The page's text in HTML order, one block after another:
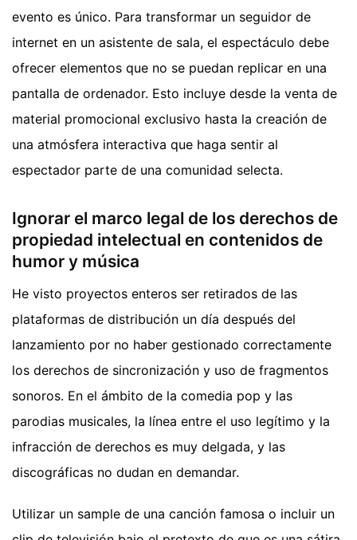
evento es único. Para transformar un seguidor de
internet en un asistente de sala, el espectáculo debe
ofrecer elementos que no se puedan replicar en una
pantalla de ordenador. Esto incluye desde la venta de
material promocional exclusivo hasta la creación de
una atmósfera interactiva que haga sentir al
espectador parte de una comunidad selecta.
Ignorar el marco legal de los derechos de
propiedad intelectual en contenidos de
humor y música
He visto proyectos enteros ser retirados de las
plataformas de distribución un día después del
lanzamiento por no haber gestionado correctamente
los derechos de sincronización y uso de fragmentos
sonoros. En el ámbito de la comedia pop y las
parodias musicales, la línea entre el uso legítimo y la
infracción de derechos es muy delgada, y las
discográficas no dudan en demandar.
Utilizar un sample de una canción famosa o incluir un